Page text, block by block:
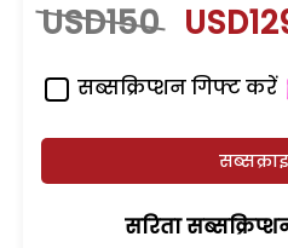
USD150
सब्सक्रिप्शन गिफ्ट करें
सरिता